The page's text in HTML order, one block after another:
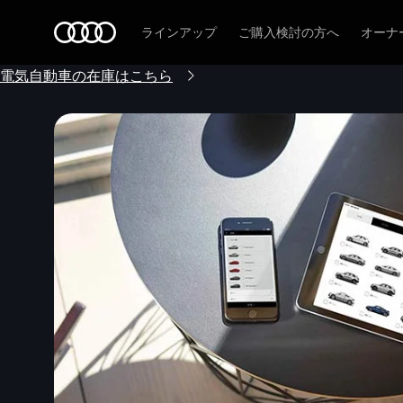
ラインアップ ご購入検討の方へ オーナ
電気自動車の在庫はこちら